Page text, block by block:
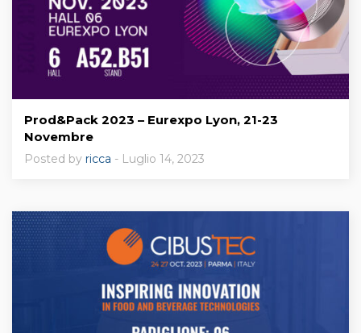
Prod&Pack 2023 – Eurexpo Lyon, 21-23
Novembre
Posted by ricca - Luglio 14, 2023